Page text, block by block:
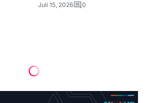
Juli 15, 2026 0